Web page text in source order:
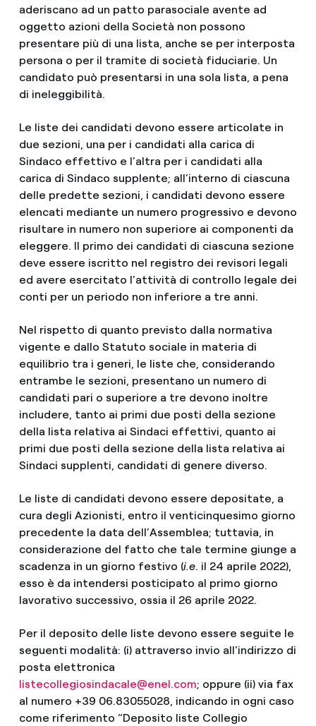
aderiscano ad un patto parasociale avente ad
oggetto azioni della Società non possono
presentare più di una lista, anche se per interposta
persona o per il tramite di società fiduciarie. Un
candidato può presentarsi in una sola lista, a pena
di ineleggibilità.
Le liste dei candidati devono essere articolate in
due sezioni, una per i candidati alla carica di
Sindaco effettivo e l’altra per i candidati alla
carica di Sindaco supplente; all’interno di ciascuna
delle predette sezioni, i candidati devono essere
elencati mediante un numero progressivo e devono
risultare in numero non superiore ai componenti da
eleggere. Il primo dei candidati di ciascuna sezione
deve essere iscritto nel registro dei revisori legali
ed avere esercitato l’attività di controllo legale dei
conti per un periodo non inferiore a tre anni.
Nel rispetto di quanto previsto dalla normativa
vigente e dallo Statuto sociale in materia di
equilibrio tra i generi, le liste che, considerando
entrambe le sezioni, presentano un numero di
candidati pari o superiore a tre devono inoltre
includere, tanto ai primi due posti della sezione
della lista relativa ai Sindaci effettivi, quanto ai
primi due posti della sezione della lista relativa ai
Sindaci supplenti, candidati di genere diverso.
Le liste di candidati devono essere depositate, a
cura degli Azionisti, entro il venticinquesimo giorno
precedente la data dell’Assemblea; tuttavia, in
considerazione del fatto che tale termine giunge a
scadenza in un giorno festivo (i.e. il 24 aprile 2022),
esso è da intendersi posticipato al primo giorno
lavorativo successivo, ossia il 26 aprile 2022.
Per il deposito delle liste devono essere seguite le
seguenti modalità: (i) attraverso invio all'indirizzo di
posta elettronica
listecollegiosindacale@enel.com; oppure (ii) via fax
al numero +39 06.83055028, indicando in ogni caso
come riferimento “Deposito liste Collegio